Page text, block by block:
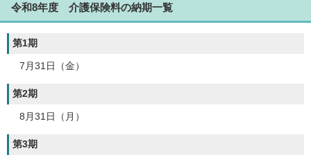
令和8年度 介護保険料の納期一覧
第1期
7月31日（金）
第2期
8月31日（月）
第3期